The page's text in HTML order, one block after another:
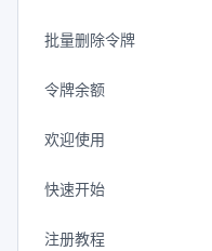
批量删除令牌
令牌余额
欢迎使用
快速开始
注册教程